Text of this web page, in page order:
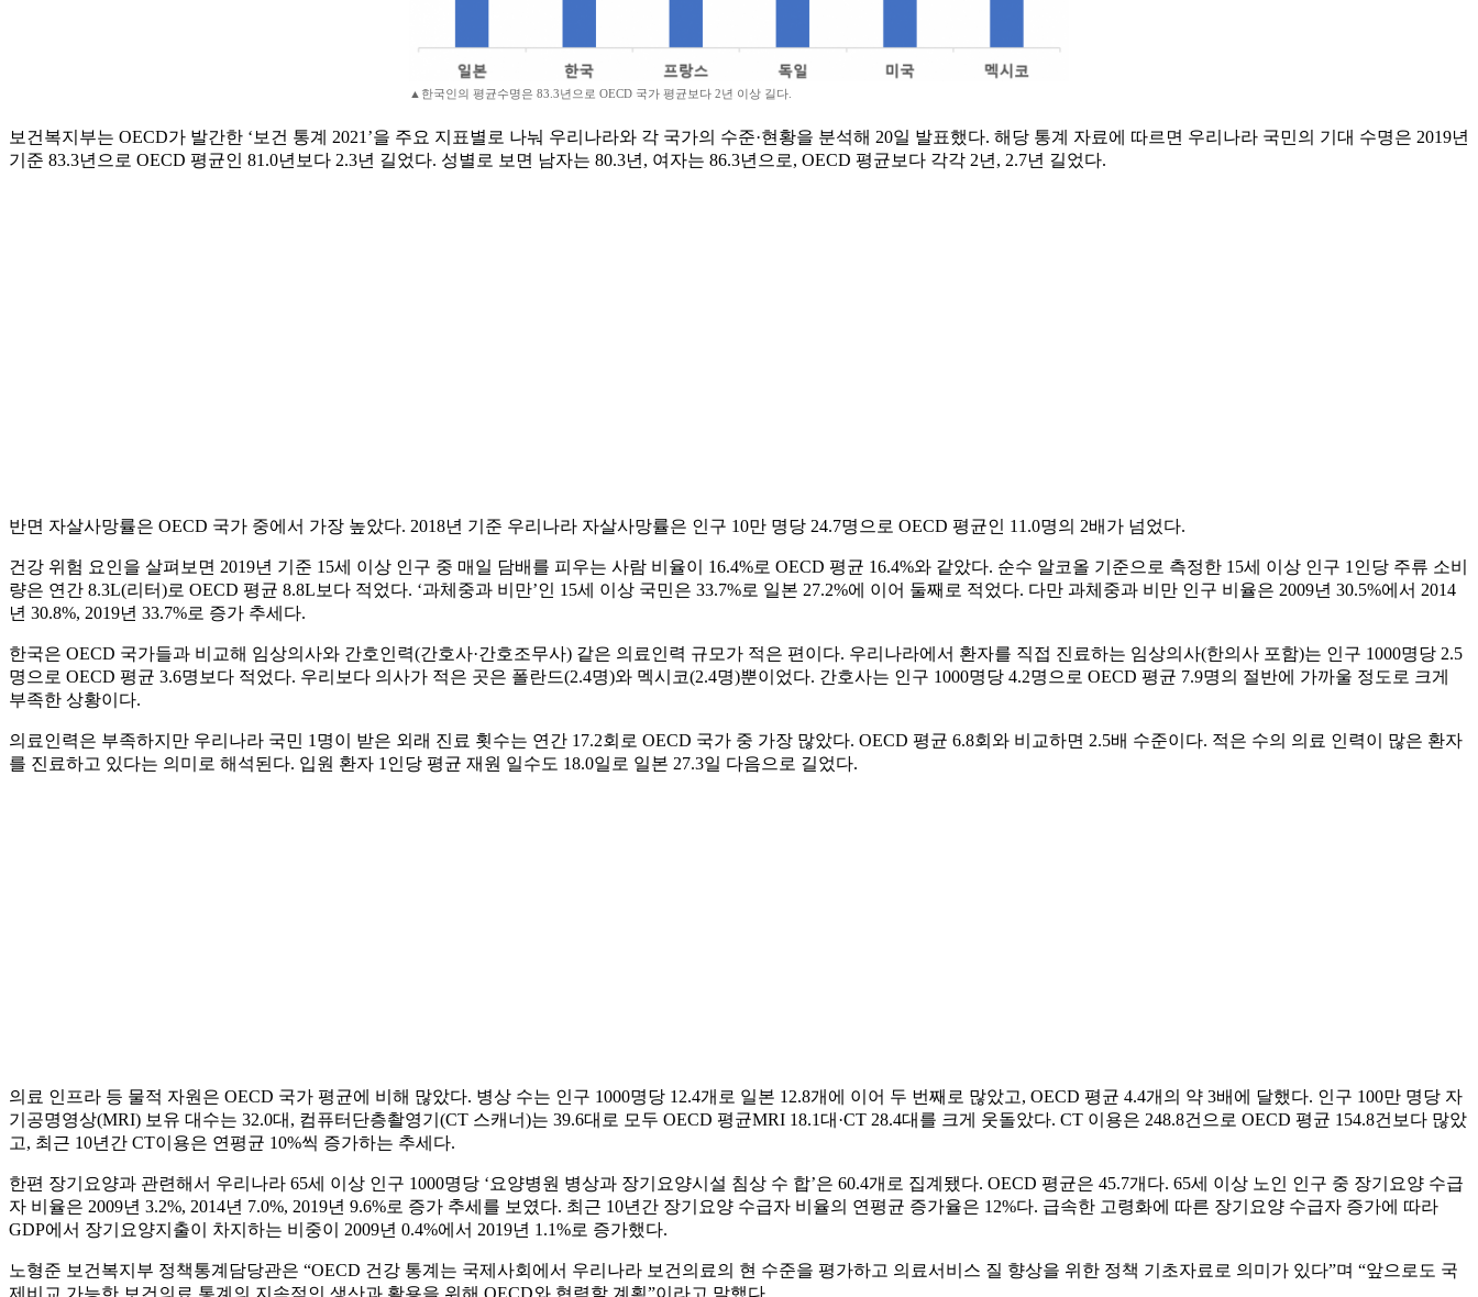
▲한국인의 평균수명은 83.3년으로 OECD 국가 평균보다 2년 이상 길다.
보건복지부는 OECD가 발간한 ‘보건 통계 2021’을 주요 지표별로 나눠 우리나라와 각 국가의 수준·현황을 분석해 20일 발표했다. 해당 통계 자료에 따르면 우리나라 국민의 기대 수명은 2019년
기준 83.3년으로 OECD 평균인 81.0년보다 2.3년 길었다. 성별로 보면 남자는 80.3년, 여자는 86.3년으로, OECD 평균보다 각각 2년, 2.7년 길었다.
반면 자살사망률은 OECD 국가 중에서 가장 높았다. 2018년 기준 우리나라 자살사망률은 인구 10만 명당 24.7명으로 OECD 평균인 11.0명의 2배가 넘었다.
건강 위험 요인을 살펴보면 2019년 기준 15세 이상 인구 중 매일 담배를 피우는 사람 비율이 16.4%로 OECD 평균 16.4%와 같았다. 순수 알코올 기준으로 측정한 15세 이상 인구 1인당 주류 소비
량은 연간 8.3L(리터)로 OECD 평균 8.8L보다 적었다. ‘과체중과 비만’인 15세 이상 국민은 33.7%로 일본 27.2%에 이어 둘째로 적었다. 다만 과체중과 비만 인구 비율은 2009년 30.5%에서 2014
년 30.8%, 2019년 33.7%로 증가 추세다.
한국은 OECD 국가들과 비교해 임상의사와 간호인력(간호사·간호조무사) 같은 의료인력 규모가 적은 편이다. 우리나라에서 환자를 직접 진료하는 임상의사(한의사 포함)는 인구 1000명당 2.5
명으로 OECD 평균 3.6명보다 적었다. 우리보다 의사가 적은 곳은 폴란드(2.4명)와 멕시코(2.4명)뿐이었다. 간호사는 인구 1000명당 4.2명으로 OECD 평균 7.9명의 절반에 가까울 정도로 크게
부족한 상황이다.
의료인력은 부족하지만 우리나라 국민 1명이 받은 외래 진료 횟수는 연간 17.2회로 OECD 국가 중 가장 많았다. OECD 평균 6.8회와 비교하면 2.5배 수준이다. 적은 수의 의료 인력이 많은 환자
를 진료하고 있다는 의미로 해석된다. 입원 환자 1인당 평균 재원 일수도 18.0일로 일본 27.3일 다음으로 길었다.
의료 인프라 등 물적 자원은 OECD 국가 평균에 비해 많았다. 병상 수는 인구 1000명당 12.4개로 일본 12.8개에 이어 두 번째로 많았고, OECD 평균 4.4개의 약 3배에 달했다. 인구 100만 명당 자
기공명영상(MRI) 보유 대수는 32.0대, 컴퓨터단층촬영기(CT 스캐너)는 39.6대로 모두 OECD 평균MRI 18.1대·CT 28.4대를 크게 웃돌았다. CT 이용은 248.8건으로 OECD 평균 154.8건보다 많았
고, 최근 10년간 CT이용은 연평균 10%씩 증가하는 추세다.
한편 장기요양과 관련해서 우리나라 65세 이상 인구 1000명당 ‘요양병원 병상과 장기요양시설 침상 수 합’은 60.4개로 집계됐다. OECD 평균은 45.7개다. 65세 이상 노인 인구 중 장기요양 수급
자 비율은 2009년 3.2%, 2014년 7.0%, 2019년 9.6%로 증가 추세를 보였다. 최근 10년간 장기요양 수급자 비율의 연평균 증가율은 12%다. 급속한 고령화에 따른 장기요양 수급자 증가에 따라
GDP에서 장기요양지출이 차지하는 비중이 2009년 0.4%에서 2019년 1.1%로 증가했다.
노형준 보건복지부 정책통계담당관은 “OECD 건강 통계는 국제사회에서 우리나라 보건의료의 현 수준을 평가하고 의료서비스 질 향상을 위한 정책 기초자료로 의미가 있다”며 “앞으로도 국